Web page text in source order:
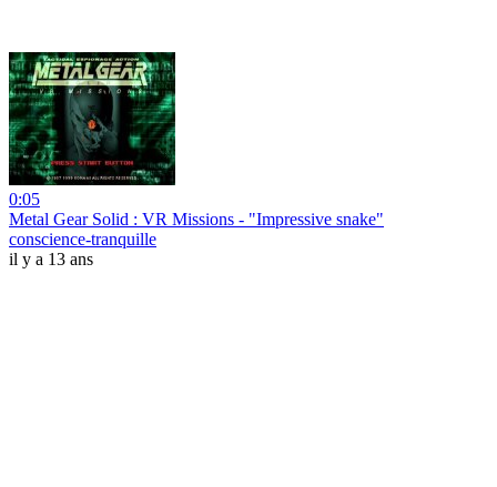
0:05
Metal Gear Solid : VR Missions - "Impressive snake"
conscience-tranquille
il y a 13 ans